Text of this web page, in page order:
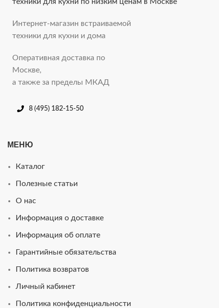
Интернет-магазин встраиваемой
техники для кухни и дома
Оперативная доставка по
Москве,
а также за пределы МКАД
8 (495) 182-15-50
МЕНЮ
Каталог
Полезные статьи
О нас
Информация о доставке
Информация об оплате
Гарантийные обязательства
Политика возвратов
Личный кабинет
Политика конфиденциальности